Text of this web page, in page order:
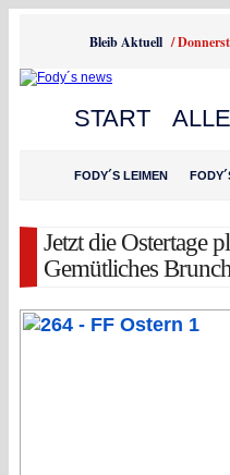
Bleib Aktuell /
START
FODY´S LEIMEN
Jetzt die Ostertage
Gemütliches